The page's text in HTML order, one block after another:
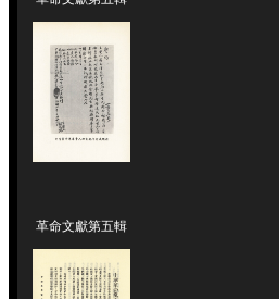
革命文獻第五輯